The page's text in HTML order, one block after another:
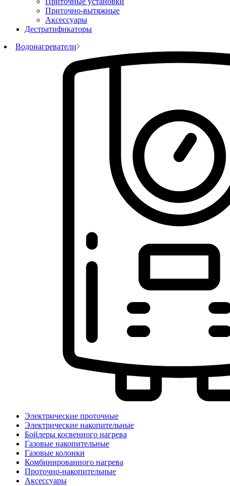
Приточно-вытяжные
Аксессуары
Дестратификаторы
Водонагреватели
Электрические проточные
Электрические накопительные
Бойлеры косвенного нагрева
Газовые накопительные
Газовые колонки
Комбинированного нагрева
Проточно-накопительные
Аксессуары